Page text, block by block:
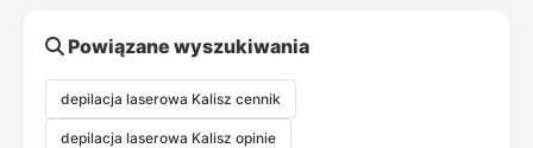
Powiązane wyszukiwania
depilacja laserowa Kalisz cennik
depilacja laserowa Kalisz opinie